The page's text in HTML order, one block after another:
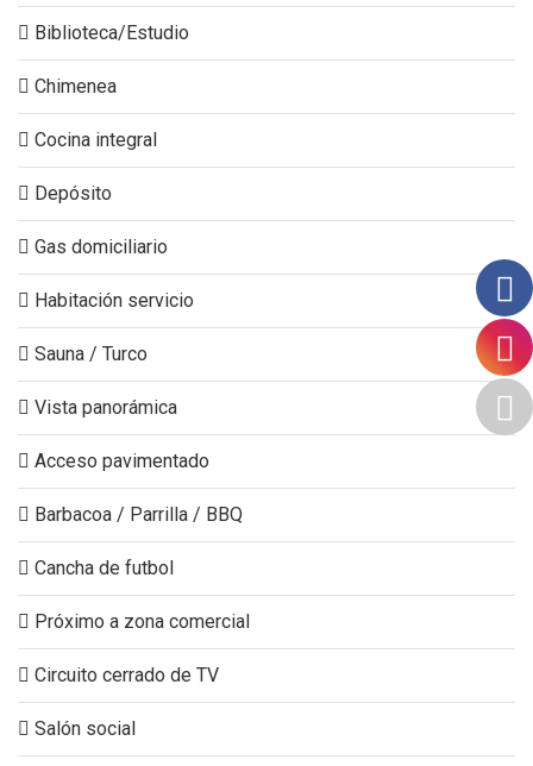
Biblioteca/Estudio
Chimenea
Cocina integral
Depósito
Gas domiciliario
Habitación servicio
Sauna / Turco
Vista panorámica
Acceso pavimentado
Barbacoa / Parrilla / BBQ
Cancha de futbol
Próximo a zona comercial
Circuito cerrado de TV
Salón social